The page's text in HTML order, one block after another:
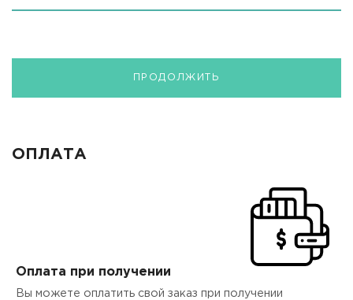
ПРОДОЛЖИТЬ
ОПЛАТА
Оплата при получении
Вы можете оплатить свой заказ при получении